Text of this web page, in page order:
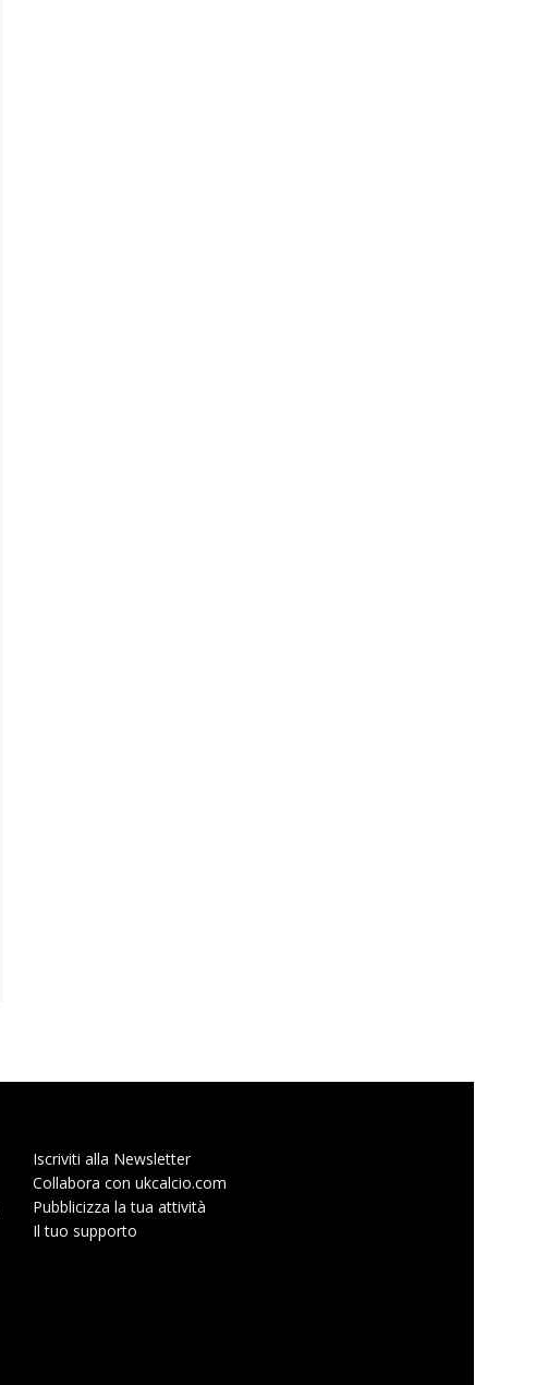
Iscriviti alla Newsletter
Collabora con ukcalcio.com
Pubblicizza la tua attività
Il tuo supporto